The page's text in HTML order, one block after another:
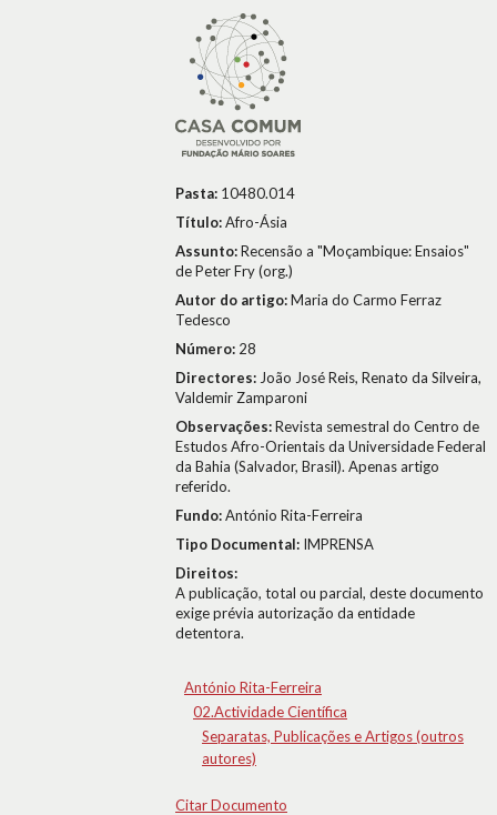
Pasta: 10480.014
Título:Afro-Ásia
Assunto:Recensão a "Moçambique: Ensaios"
de Peter Fry (org.)
Autor do artigo:Maria do Carmo Ferraz
Tedesco
Número: 28
Directores: João José Reis, Renato da Silveira,
Valdemir Zamparoni
Observações:Revista semestral do Centro de
Estudos Afro-Orientais da Universidade Federal
da Bahia (Salvador, Brasil). Apenas artigo
referido.
Fundo:António Rita-Ferreira
Tipo Documental: IMPRENSA
Direitos:
A publicação, total ou parcial, deste documento
exige prévia autorização da entidade
detentora.
António Rita-Ferreira
02.Actividade Científica
Separatas, Publicações e Artigos (outros
autores)
Citar Documento